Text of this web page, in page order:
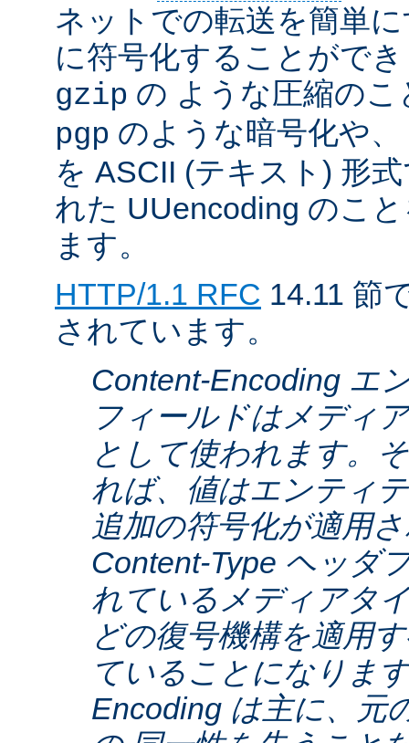
ネットでの転送を簡単
に符号化することがで
gzip の ような圧縮の
pgp のような暗号化や
を ASCII (テキスト) 形
れた UUencoding のこ
ます。
HTTP/1.1 RFC 14.11 節
されています。
Content-Encoding エ
フィールドはメディ
として使われます。
れば、値はエンティ
追加の符号化が適用
Content-Type ヘッダ
れているメディアタ
どの復号機構を適用
ていることになりま
Encoding は主に、元